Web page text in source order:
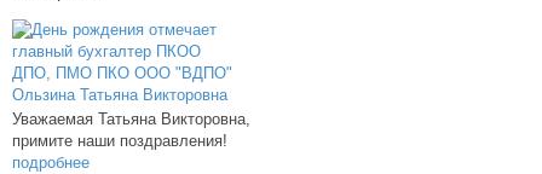
Уважаемая Татьяна Викторовна,
примите наши поздравления!
подробнее